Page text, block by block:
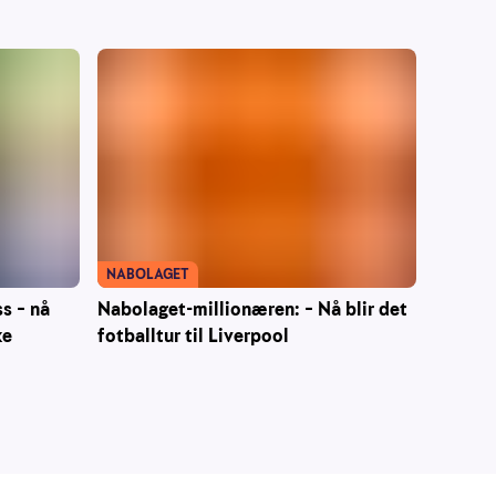
– nå
Nabolaget-millionæren: – Nå blir det
fotballtur til Liverpool
NABOLAGET